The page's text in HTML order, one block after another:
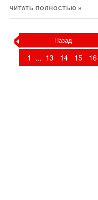
ЧИТАТЬ ПОЛНОСТЬЮ »
‹ Назад
1 ... 13 14 15 16